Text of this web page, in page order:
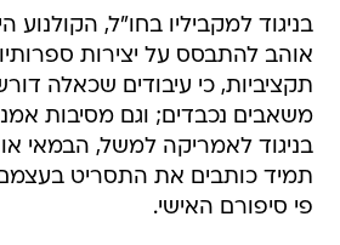
בניגוד למקביליו בחו"ל, הקולנוע
אוהב להתבסס על יצירות
תקציביות, כי עיבודים שכאלה
משאבים נכבדים; וגם מסיבות
בניגוד לאמריקה למשל, הבמאי
תמיד כותבים את התסריט
פי סיפורם האישי.